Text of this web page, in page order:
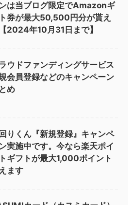
は当ブログ限定でAmazonギ
券が最大50,500円分が貰え
2024年10月31日まで】
ウドファンディングサービス
会員登録などのキャンペーン
め
りくん『新規登録』キャンペ
実施中です。今なら楽天ポイ
ギフトが最大1,000ポイント
ます